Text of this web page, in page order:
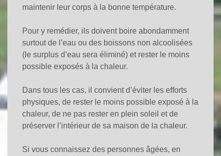
maintenir leur corps à la bonne température.
Pour y remédier, ils doivent boire abondamment
surtout de l’eau ou des boissons non alcoolisées
(le surplus d’eau sera éliminé) et rester le moins
possible exposés à la chaleur.
Dans tous les cas, il convient d’éviter les efforts
physiques, de rester le moins possible exposé à la
chaleur, de ne pas rester en plein soleil et de
préserver l’intérieur de sa maison de la chaleur.
Si vous connaissez des personnes âgées, en